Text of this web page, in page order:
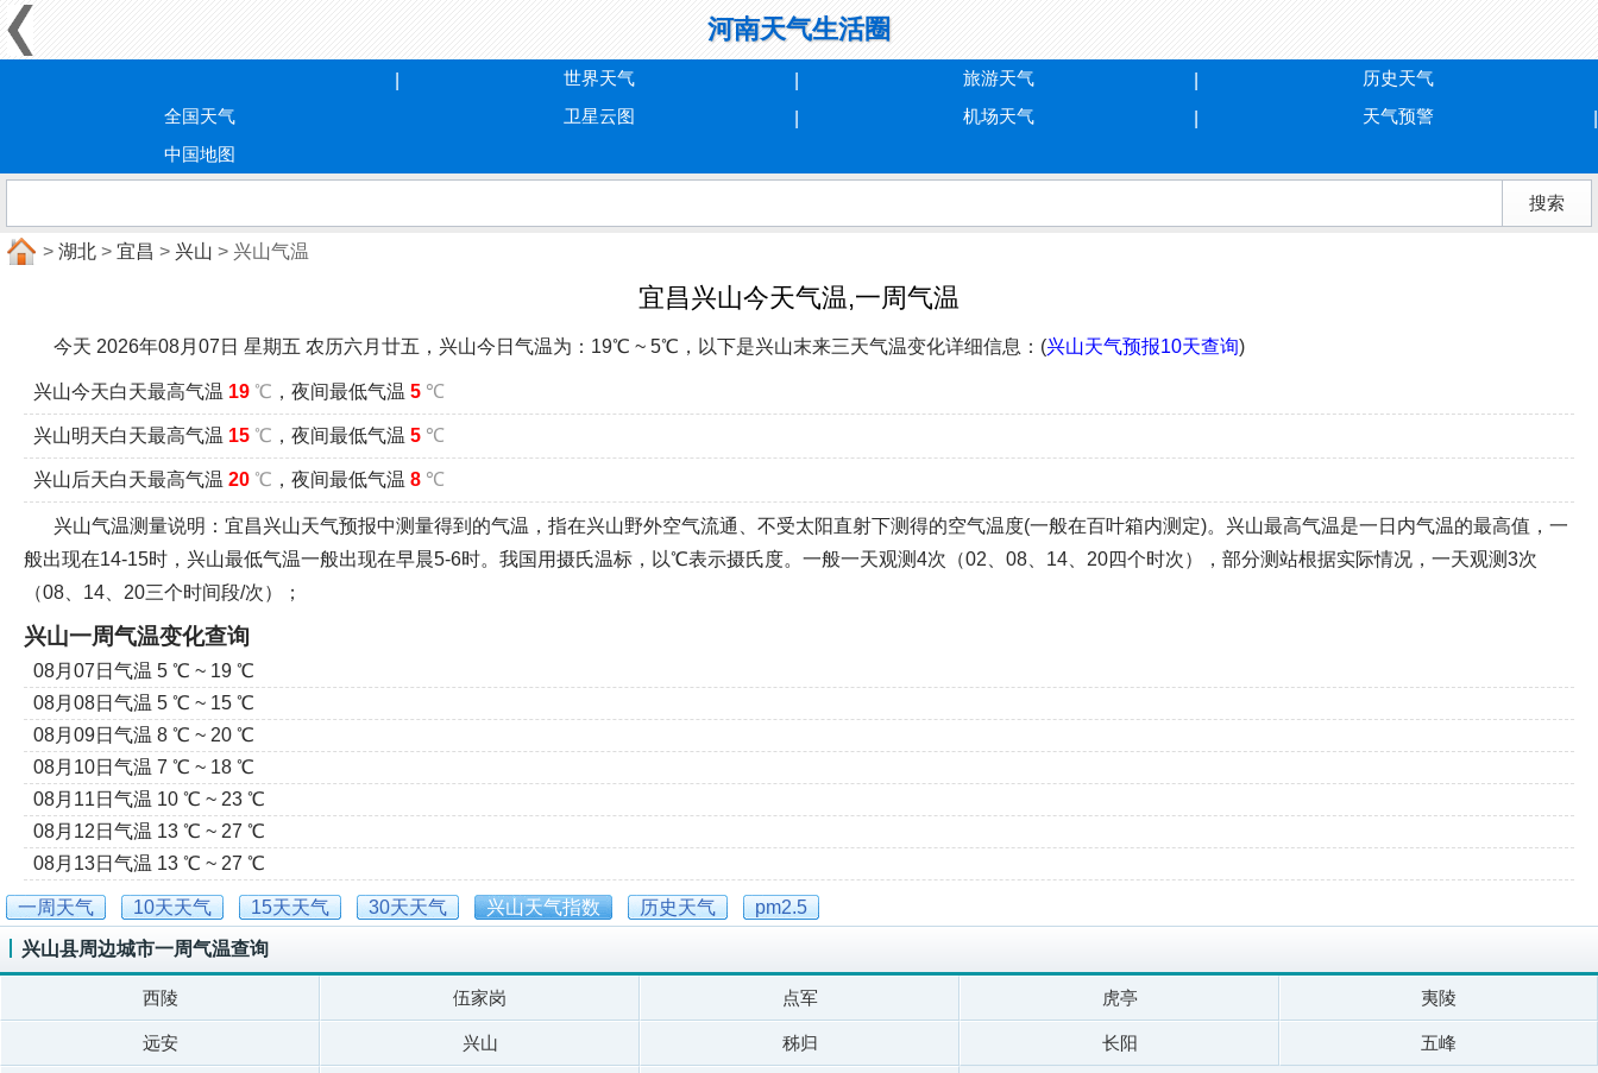
河南天气生活圈
全国天气
世界天气 旅游天气
历史天气
卫星云图
机场天气
天气预警
中国地图
> 湖北 > 宜昌 > 兴山 > 兴山气温
宜昌兴山今天气温,一周气温
今天 2026年08月07日 星期五 农历六月廿五，兴山今日气温为：19℃ ~ 5℃，以下是兴山末来三天气温变化详细信息：(兴山天气预报10天查询)
兴山今天白天最高气温 19 ℃ ，夜间最低气温5 ℃
兴山明天白天最高气温 15 ℃ ，夜间最低气温5 ℃
兴山后天白天最高气温20 ℃ ，夜间最低气温8 ℃
兴山气温测量说明：宜昌兴山天气预报中测量得到的气温，指在兴山野外空气流通、不受太阳直射下测得的空气温度(一般在百叶箱内测定)。兴山最高气温是一日内气温的最高值，一
般出现在14-15时，兴山最低气温一般出现在早晨5-6时。我国用摄氏温标，以℃表示摄氏度。一般一天观测4次（02、08、14、20四个时次），部分测站根据实际情况，一天观测3次
（08、14、20三个时间段/次）；
兴山一周气温变化查询
08月07日气温 5 ℃ ~ 19 ℃
08月08日气温 5 ℃ ~ 15 ℃
08月09日气温 8 ℃ ~ 20 ℃
08月10日气温 7 ℃ ~ 18 ℃
08月11日气温 10 ℃ ~ 23 ℃
08月12日气温 13 ℃ ~ 27 ℃
08月13日气温 13 ℃ ~ 27 ℃
一周天气 10天天气 15天天气 30天天气 兴山天气指数 历史天气 pm2.5
兴山县周边城市一周气温查询
西陵 伍家岗 点军 虎亭 夷陵
远安 兴山 秭归 长阳 五峰